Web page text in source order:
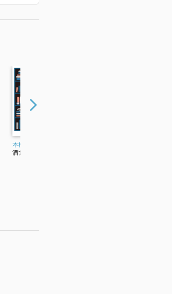
本棚には裏がある
酒井順子